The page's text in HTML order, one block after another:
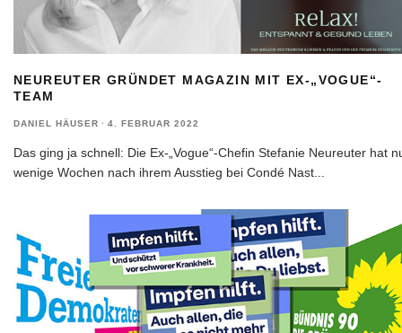
NEUREUTER GRÜNDET MAGAZIN MIT EX-„VOGUE“-
TEAM
DANIEL HÄUSER · 4. FEBRUAR 2022
Das ging ja schnell: Die Ex-„Vogue“-Chefin Stefanie Neureuter hat
wenige Wochen nach ihrem Ausstieg bei Condé Nast